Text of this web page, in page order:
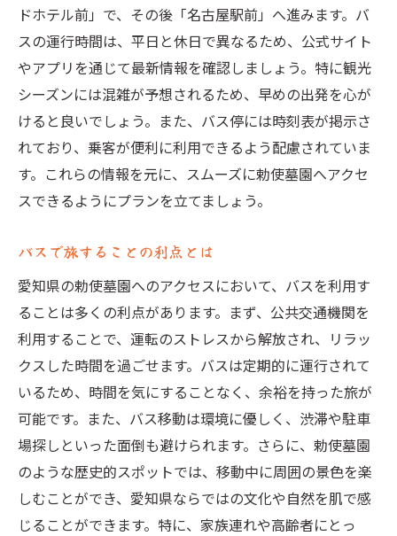
ドホテル前」で、その後「名古屋駅前」へ進みます。バ
スの運行時間は、平日と休日で異なるため、公式サイト
やアプリを通じて最新情報を確認しましょう。特に観光
シーズンには混雑が予想されるため、早めの出発を心が
けると良いでしょう。また、バス停には時刻表が掲示さ
れており、乗客が便利に利用できるよう配慮されていま
す。これらの情報を元に、スムーズに勅使墓園へアクセ
スできるようにプランを立てましょう。
バスで旅することの利点とは
愛知県の勅使墓園へのアクセスにおいて、バスを利用す
ることは多くの利点があります。まず、公共交通機関を
利用することで、運転のストレスから解放され、リラッ
クスした時間を過ごせます。バスは定期的に運行されて
いるため、時間を気にすることなく、余裕を持った旅が
可能です。また、バス移動は環境に優しく、渋滞や駐車
場探しといった面倒も避けられます。さらに、勅使墓園
のような歴史的スポットでは、移動中に周囲の景色を楽
しむことができ、愛知県ならではの文化や自然を肌で感
じることができます。特に、家族連れや高齢者にとっ